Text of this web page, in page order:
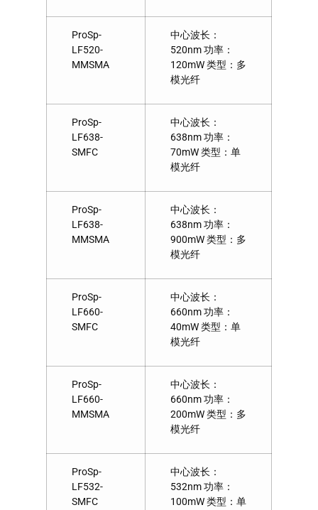
ProSp-
LF520-
MMSMA
中心波长：
520nm 功率：
120mW 类型：多
模光纤
ProSp-
LF638-
SMFC
中心波长：
638nm 功率：
70mW 类型：单
模光纤
ProSp-
LF638-
MMSMA
中心波长：
638nm 功率：
900mW 类型：多
模光纤
ProSp-
LF660-
SMFC
中心波长：
660nm 功率：
40mW 类型：单
模光纤
ProSp-
LF660-
MMSMA
中心波长：
660nm 功率：
200mW 类型：多
模光纤
ProSp-
LF532-
SMFC
中心波长：
532nm 功率：
100mW 类型：单